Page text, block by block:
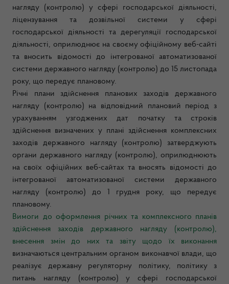
нагляду (контролю) у сфері господарської діяльності,
ліцензування та дозвільної системи у сфері
господарської діяльності та дерегуляції господарської
діяльності, оприлюднює на своєму офіційному веб-сайті
та вносить відомості до інтегрованої автоматизованої
системи державного нагляду (контролю) до 15 листопада
року, що передує плановому.
Річні плани здійснення планових заходів державного
нагляду (контролю) на відповідний плановий період з
урахуванням узгоджених дат початку та строків
здійснення визначених у плані здійснення комплексних
заходів державного нагляду (контролю) затверджують
органи державного нагляду (контролю), оприлюднюють
на своїх офіційних веб-сайтах та вносять відомості до
інтегрованої автоматизованої системи державного
нагляду (контролю) до 1 грудня року, що передує
плановому.
Вимоги до оформлення річних та комплексного планів
здійснення заходів державного нагляду (контролю),
внесення змін до них та звіту щодо їх виконання
визначаються центральним органом виконавчої влади, що
реалізує державну регуляторну політику, політику з
питань нагляду (контролю) у сфері господарської